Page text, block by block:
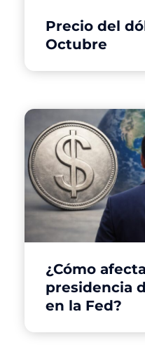
Precio del
Octubre
¿Cómo
presidencia
en la Fed?